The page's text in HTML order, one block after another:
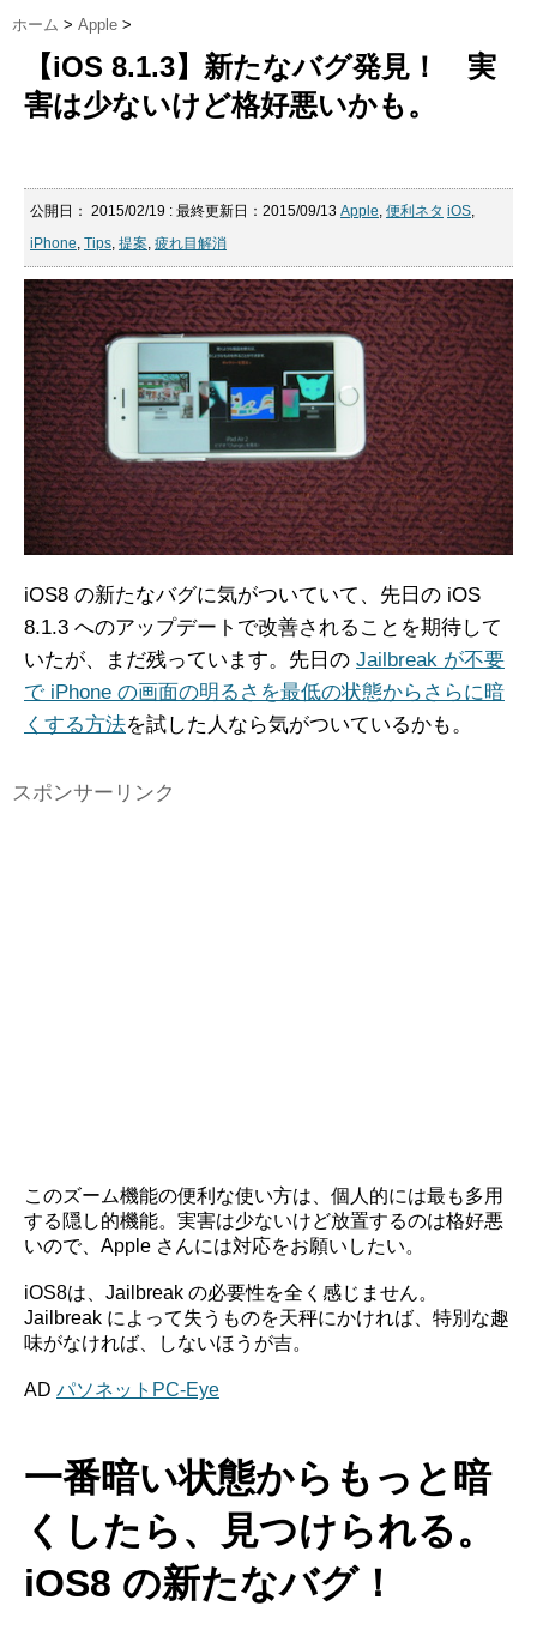
ホーム > Apple >
【iOS 8.1.3】新たなバグ発見！ 実
害は少ないけど格好悪いかも。
公開日： 2015/02/19 : 最終更新日：2015/09/13 Apple, 便利ネタ iOS,
iPhone, Tips, 提案, 疲れ目解消
iOS8 の新たなバグに気がついていて、先日の iOS
8.1.3 へのアップデートで改善されることを期待して
いたが、まだ残っています。先日の Jailbreak が不要
で iPhone の画面の明るさを最低の状態からさらに暗
くする方法を試した人なら気がついているかも。
スポンサーリンク
このズーム機能の便利な使い方は、個人的には最も多用
する隠し的機能。実害は少ないけど放置するのは格好悪
いので、Apple さんには対応をお願いしたい。
iOS8は、Jailbreak の必要性を全く感じません。
Jailbreak によって失うものを天秤にかければ、特別な趣
味がなければ、しないほうが吉。
AD パソネットPC-Eye
一番暗い状態からもっと暗
くしたら、見つけられる。
iOS8 の新たなバグ！